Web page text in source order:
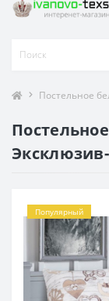
Постельное
Популярный